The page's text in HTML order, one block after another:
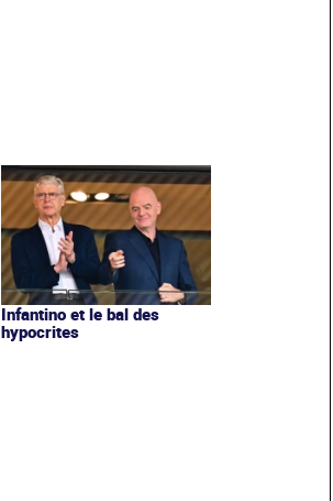
Infantino et le bal des
hypocrites